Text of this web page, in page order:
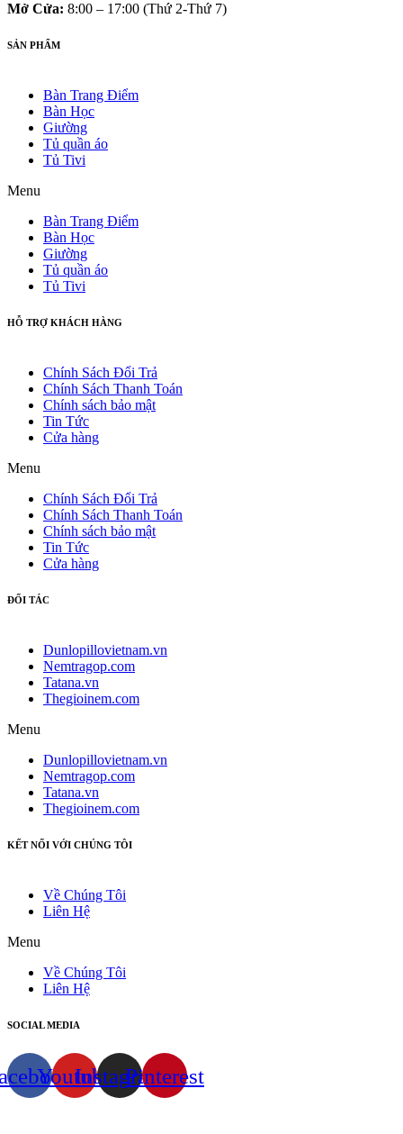
Mở Cửa: 8:00 – 17:00 (Thứ 2-Thứ 7)
SẢN PHẨM
Bàn Trang Điểm
Bàn Học
Giường
Tủ quần áo
Tủ Tivi
Menu
Bàn Trang Điểm
Bàn Học
Giường
Tủ quần áo
Tủ Tivi
HỖ TRỢ KHÁCH HÀNG
Chính Sách Đổi Trả
Chính Sách Thanh Toán
Chính sách bảo mật
Tin Tức
Cửa hàng
Menu
Chính Sách Đổi Trả
Chính Sách Thanh Toán
Chính sách bảo mật
Tin Tức
Cửa hàng
ĐỐI TÁC
Dunlopillovietnam.vn
Nemtragop.com
Tatana.vn
Thegioinem.com
Menu
Dunlopillovietnam.vn
Nemtragop.com
Tatana.vn
Thegioinem.com
KẾT NỐI VỚI CHÚNG TÔI
Về Chúng Tôi
Liên Hệ
Menu
Về Chúng Tôi
Liên Hệ
SOCIAL MEDIA
YoutubeInstagramPinterest